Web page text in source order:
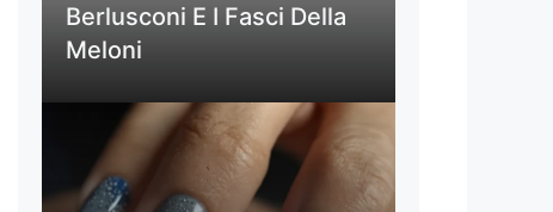
Berlusconi E I Fasci Della
Meloni